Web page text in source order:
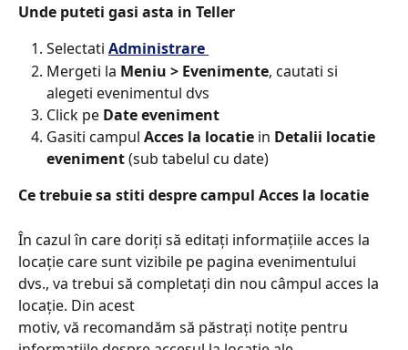
Unde puteti gasi asta in Teller​
Selectati Administrare
Mergeti la Meniu > Evenimente, cautati si
alegeti evenimentul dvs
Click pe Date eveniment​
Gasiti campul Acces la locatie in Detalii locatie
eveniment (sub tabelul cu date)
Ce trebuie sa stiti despre campul Acces la locatie
În cazul în care doriți să editați informațiile acces la
locație care sunt vizibile pe pagina evenimentului
dvs., va trebui să completați din nou câmpul acces la
locație. Din acest
motiv, vă recomandăm să păstrați notițe pentru